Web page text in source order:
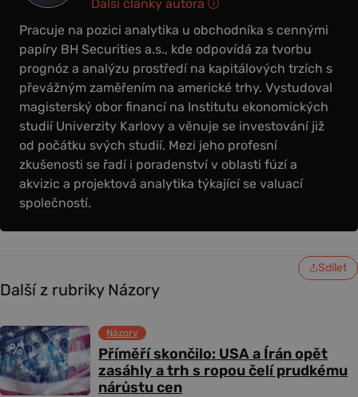
Pracuje na pozici analytika u obchodníka s cennými
papíry BH Securities a.s., kde odpovídá za tvorbu
prognóz a analýzu prostředí na kapitálových trzích s
převážným zaměřením na americké trhy. Vystudoval
magisterský obor financí na Institutu ekonomických
studií Univerzity Karlovy a věnuje se investování již
od počátku svých studií. Mezi jeho profesní
zkušenosti se řadí i poradenství v oblasti fúzí a
akvizic a projektová analytika týkající se valuací
společností.
Další články autora
Sdílet
Další z rubriky Názory
Příměří skončilo: USA a Írán opět
zasáhly a trh s ropou čelí prudkému
nárůstu cen
Názory